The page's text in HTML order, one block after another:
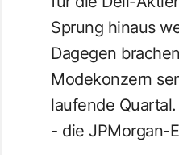
Sprung hinaus
Dagegen
Modekonzern
laufende
- die JPMorgan-